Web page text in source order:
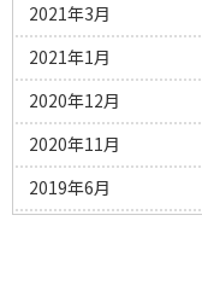
2021年3月
2021年1月
2020年12月
2020年11月
2019年6月